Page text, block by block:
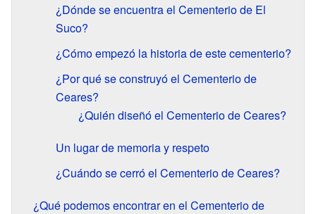
¿Dónde se encuentra el Cementerio de El
Suco?
¿Cómo empezó la historia de este cementerio?
¿Por qué se construyó el Cementerio de
Ceares?
¿Quién diseñó el Cementerio de Ceares?
Un lugar de memoria y respeto
¿Cuándo se cerró el Cementerio de Ceares?
¿Qué podemos encontrar en el Cementerio de